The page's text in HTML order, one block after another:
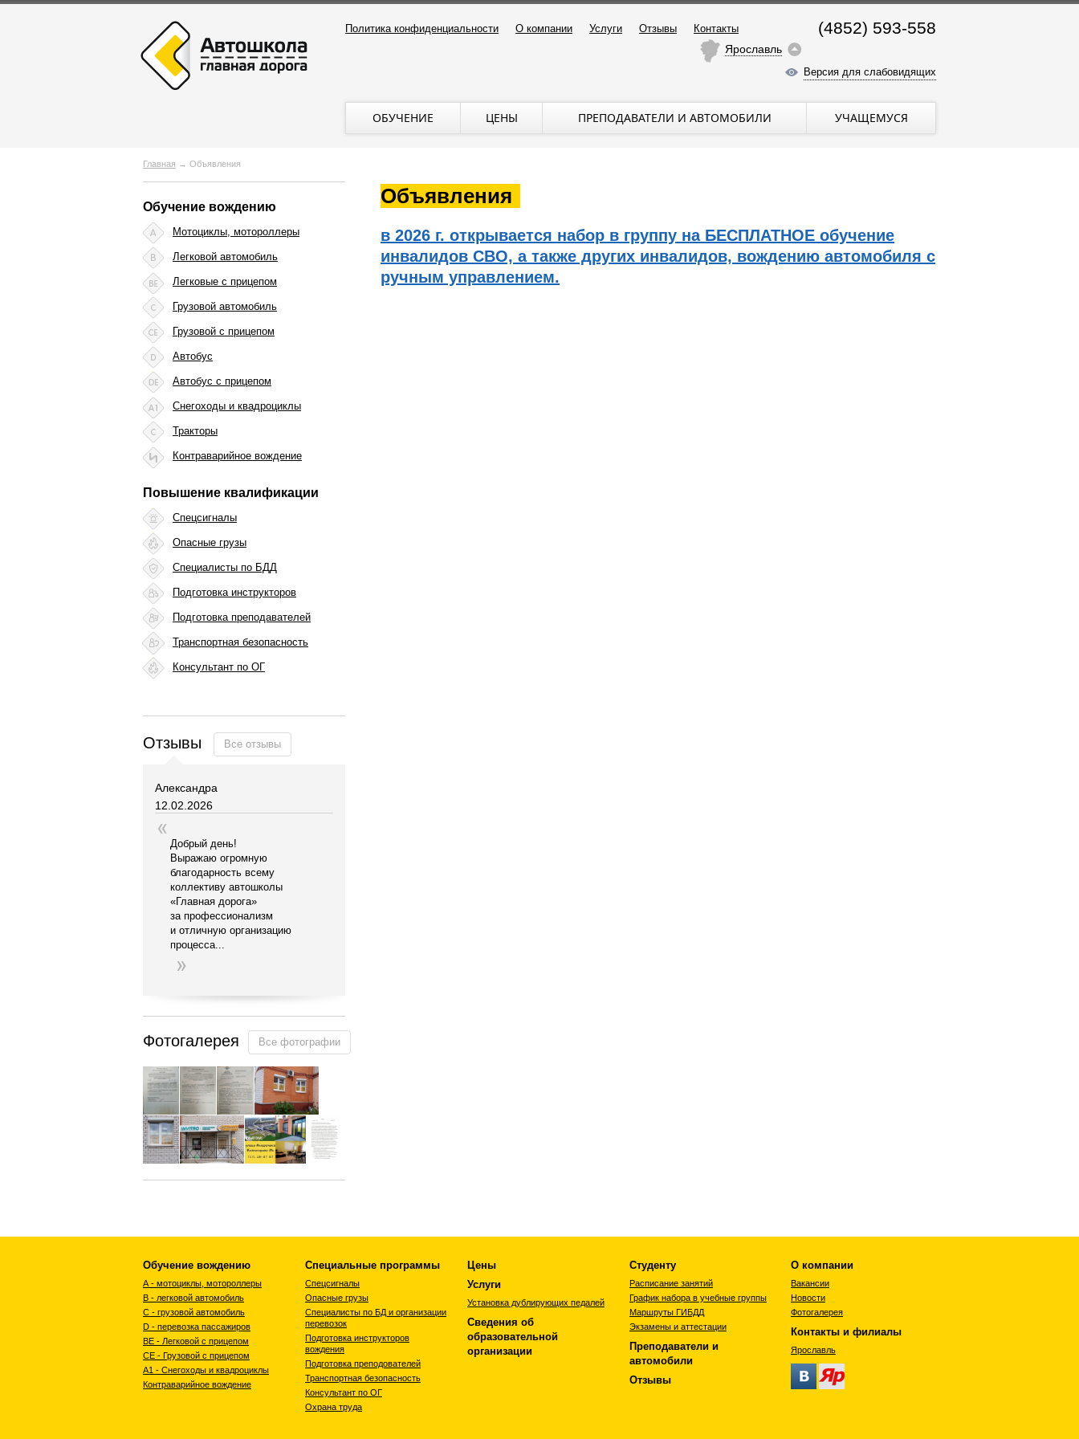
Политика конфиденциальности О компании Услуги Отзывы Контакты (4852) 593-558
Ярославль
Версия для слабовидящих
ОБУЧЕНИЕ ЦЕНЫ ПРЕПОДАВАТЕЛИ И АВТОМОБИЛИ УЧАЩЕМУСЯ
Главная → Объявления
Объявления
в 2026 г. открывается набор в группу на БЕСПЛАТНОЕ обучение
инвалидов СВО, а также других инвалидов, вождению автомобиля с
ручным управлением.
Обучение вождению
Мотоциклы, мотороллеры
Легковой автомобиль
Легковые с прицепом
Грузовой автомобиль
Грузовой с прицепом
Автобус
Автобус с прицепом
Снегоходы и квадроциклы
Тракторы
Контраварийное вождение
Повышение квалификации
Спецсигналы
Опасные грузы
Специалисты по БДД
Подготовка инструкторов
Подготовка преподавателей
Транспортная безопасность
Консультант по ОГ
Отзывы Все отзывы
Александра
12.02.2026
Добрый день!
Выражаю огромную
благодарность всему
коллективу автошколы
«Главная дорога»
за профессионализм
и отличную организацию
процесса...
Фотогалерея Все фотографии
Обучение вождению
А - мотоциклы, мотороллеры
В - легковой автомобиль
С - грузовой автомобиль
D - перевозка пассажиров
ВЕ - Легковой с прицепом
СЕ - Грузовой с прицепом
A1 - Снегоходы и квадроциклы
Контраварийное вождение
Специальные программы
Спецсигналы
Опасные грузы
Специалисты по БД и организации
перевозок
Подготовка инструкторов
вождения
Подготовка преподователей
Транспортная безопасность
Консультант по ОГ
Охрана труда
Цены
Услуги
Установка дублирующих педалей
Сведения об
образовательной
организации
Студенту
Расписание занятий
График набора в учебные группы
Маршруты ГИБДД
Экзамены и аттестации
Преподаватели и
автомобили
Отзывы
О компании
Вакансии
Новости
Фотогалерея
Контакты и филиалы
Ярославль